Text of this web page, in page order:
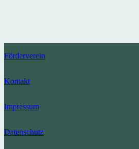
Förderverein
Kontakt
Impressum
Datenschutz